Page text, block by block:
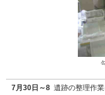
7月30日～8 遺跡の整理作